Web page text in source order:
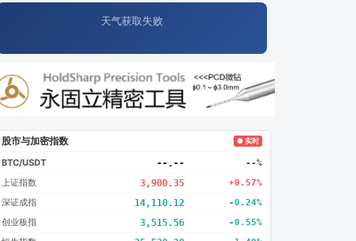
天气获取失败
股市与加密指数 ● 实时
BTC/USDT --.-- --%
上证指数 3,900.35 +0.57%
深证成指 14,110.12 -0.24%
创业板指 3,515.56 -0.55%